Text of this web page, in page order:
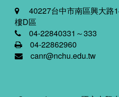
40227台中市南區興大路
樓D區
04-22840331～333
04-22862960
canr@nchu.edu.tw